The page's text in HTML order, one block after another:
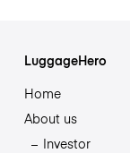
LuggageHero
Home
About us
Investor